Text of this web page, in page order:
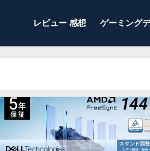
レビュー 感想 ゲーミング